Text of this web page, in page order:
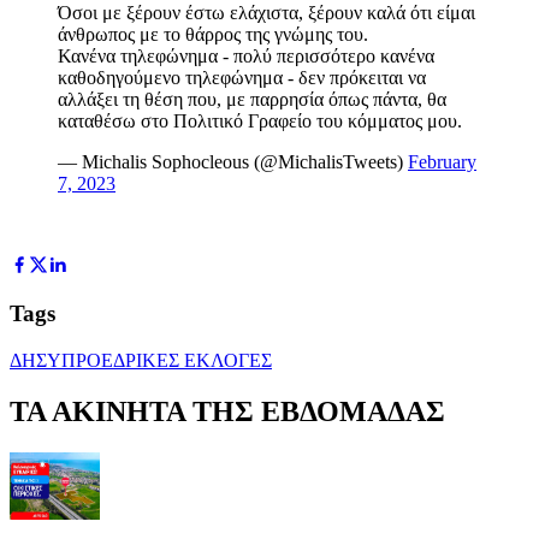
Όσοι με ξέρουν έστω ελάχιστα, ξέρουν καλά ότι είμαι
άνθρωπος με το θάρρος της γνώμης του.
Κανένα τηλεφώνημα - πολύ περισσότερο κανένα
καθοδηγούμενο τηλεφώνημα - δεν πρόκειται να
αλλάξει τη θέση που, με παρρησία όπως πάντα, θα
καταθέσω στο Πολιτικό Γραφείο του κόμματος μου.
— Michalis Sophocleous (@MichalisTweets) February
7, 2023
Tags
ΔΗΣΥΠΡΟΕΔΡΙΚΕΣ ΕΚΛΟΓΕΣ
ΤΑ ΑΚΙΝΗΤΑ ΤΗΣ ΕΒΔΟΜΑΔΑΣ